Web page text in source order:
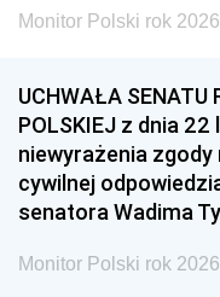
Monitor Polski rok
UCHWAŁA SENATU
POLSKIEJ z dnia
niewyrażenia
cywilnej
senatora Wadima
Monitor Polski rok